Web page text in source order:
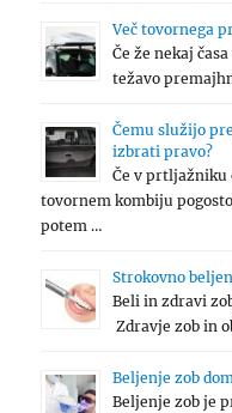
Več tovornega
Če že nekaj
težavo
Čemu služijo
izbrati pravo?
Če v prtljažniku
tovornem kombiju
potem …
Strokovno
Beli in zdravi
Zdravje zob in
Beljenje zob
Beljenje zob je